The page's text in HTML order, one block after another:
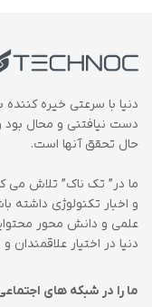
دنیا با سرعتی خیره
دست نیافتنی و محال بود
حال تحقق آنها است.
ما در” تک ناک” تلاش می
و اخبار تکنولوژی داشته
علمی و دانش محور
دنیا در اختیار
ما را در شبکه های